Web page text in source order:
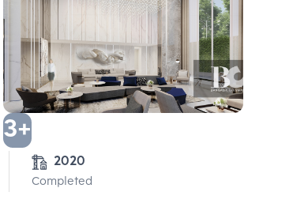
3+
2020
Completed